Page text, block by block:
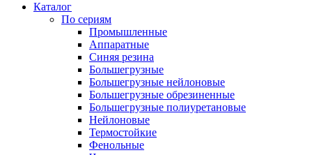
Каталог
По сериям
Промышленные
Аппаратные
Синяя резина
Большегрузные
Большегрузные нейлоновые
Большегрузные обрезиненные
Большегрузные полиуретановые
Нейлоновые
Термостойкие
Фенольные